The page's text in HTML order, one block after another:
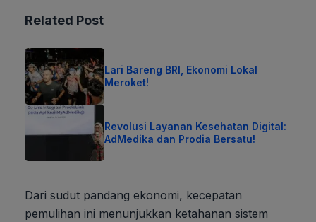
Related Post
Lari Bareng BRI, Ekonomi Lokal
Meroket!
Revolusi Layanan Kesehatan Digital:
AdMedika dan Prodia Bersatu!
Dari sudut pandang ekonomi, kecepatan
pemulihan ini menunjukkan ketahanan sistem